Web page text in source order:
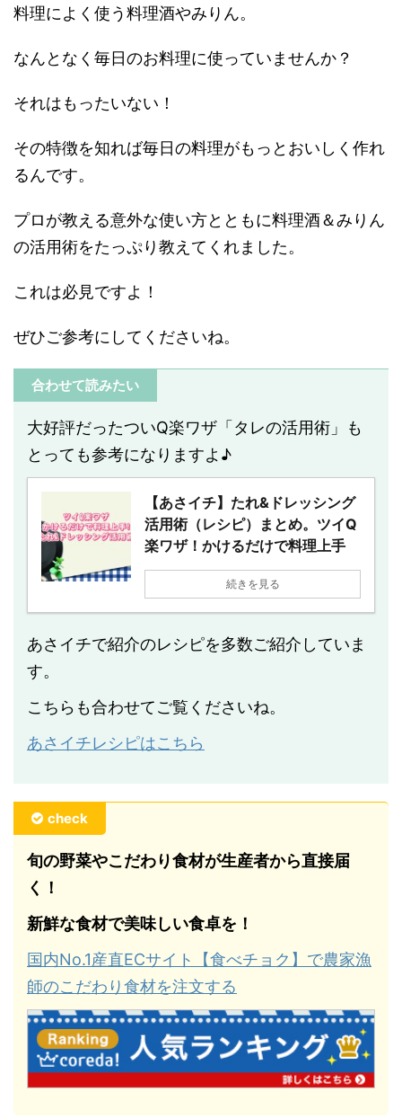
料理によく使う料理酒やみりん。
なんとなく毎日のお料理に使っていませんか？
それはもったいない！
その特徴を知れば毎日の料理がもっとおいしく作れ
るんです。
プロが教える意外な使い方とともに料理酒＆みりん
の活用術をたっぷり教えてくれました。
これは必見ですよ！
ぜひご参考にしてくださいね。
合わせて読みたい
大好評だったついQ楽ワザ「タレの活用術」も
とっても参考になりますよ♪
【あさイチ】たれ&ドレッシング
活用術（レシピ）まとめ。ツイQ
楽ワザ！かけるだけで料理上手
続きを見る
あさイチで紹介のレシピを多数ご紹介していま
す。
こちらも合わせてご覧くださいね。
あさイチレシピはこちら
check
旬の野菜やこだわり食材が生産者から直接届
く！
新鮮な食材で美味しい食卓を！
国内No.1産直ECサイト【食べチョク】で農家漁
師のこだわり食材を注文する